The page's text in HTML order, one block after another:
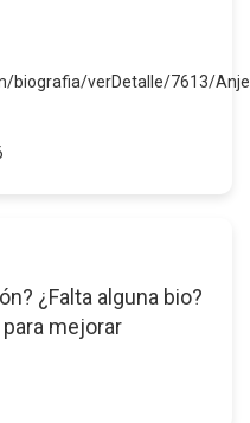
biografia/verDetalle/7613/
¿Falta alguna bio?
mejorar